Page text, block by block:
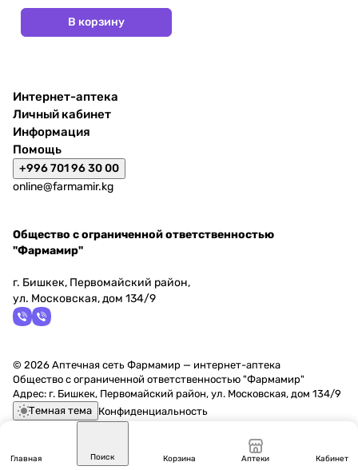
В корзину
Главная Поиск Корзина Аптеки Кабинет
Интернет-аптека
Личный кабинет
Информация
Помощь
+996 701 96 30 00
online@farmamir.kg
Общество с ограниченной ответственностью
"Фармамир"
г. Бишкек, Первомайский район,
ул. Московская, дом 134/9
© 2026 Аптечная сеть Фармамир — интернет-аптека
Общество с ограниченной ответственностью "Фармамир"
Адрес: г. Бишкек, Первомайский район, ул. Московская, дом 134/9
Темная тема Конфиденциальность